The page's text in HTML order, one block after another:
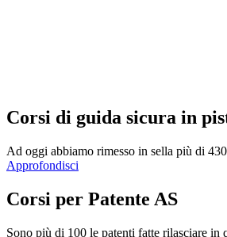
Corsi di guida sicura in
Ad oggi abbiamo rimesso in sella più di
Approfondisci
Corsi per Patente AS
Sono più di 100 le patenti fatte rilasciare in